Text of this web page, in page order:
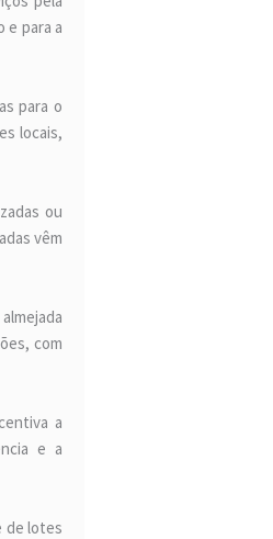
e para a
para o
locais,
ou
vêm
com
a
e a
de lotes